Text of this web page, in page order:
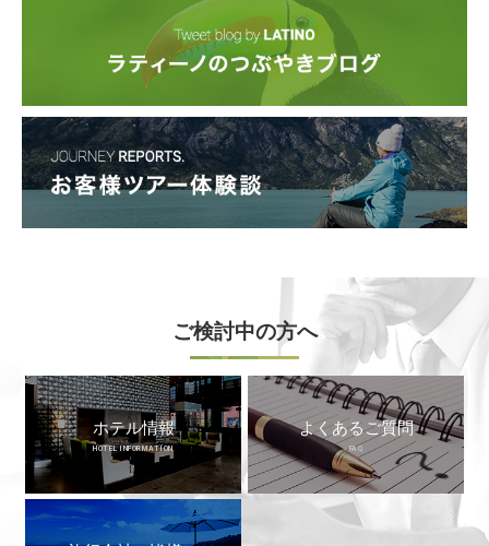
ご検討中の方へ
ホテル情報
HOTEL INFORMATION
よくあるご質問
FAQ